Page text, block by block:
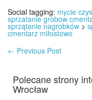
Social tagging: mycie
sprzatanie grobow
sprzątanie nagrobków >
cmentarz miłostowo
← Previous Post
Polecane strony
Wrocław